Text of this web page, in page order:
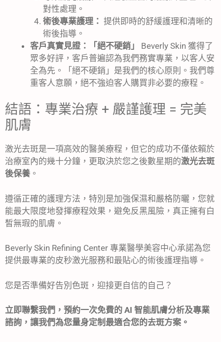
對性處理。
術後專業護理： 提供即時的舒緩護理和清晰的
術後指導。
客戶真實見證：「絕不硬銷」
Beverly Skin 獲得了
眾多好評，客戶普遍認為我們務實專業，以客人安
全為先。「絕不硬銷」是我們的核心原則。我們尊
重客人意願，絕不強迫客人購買非必要的療程。
結語：專業治療 + 嚴謹護理 = 完美
肌膚
激光去斑是一項高效的醫美療程，但它的成功不僅依賴於
治療室內的幾十分鐘，更取決於您之後數星期的激光去斑
後保養 。
遵循正確的護理方法，特別是加強保濕和嚴格防曬，您就
能最大限度地發揮療程效果，避免反黑風險，真正擁有白
皙無瑕的肌膚。
Beverly Skin Refining Center 專業醫學美容中心承諾為您
提供最專業的皮秒激光服務和最貼心的術後護理指導。
您是否準備好告別色斑，迎接更自信的自己？
立即聯繫我們，預約一次免費的 AI 智能肌膚分析及專業
諮詢，讓我們為您量身定制最適合您的去斑方案。